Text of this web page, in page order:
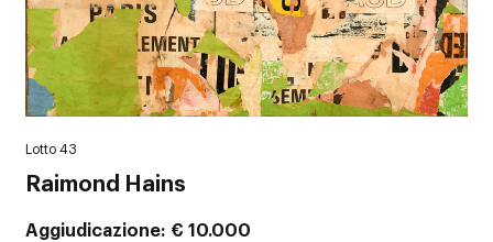
Lotto 43
Raimond Hains
Aggiudicazione € 10.000